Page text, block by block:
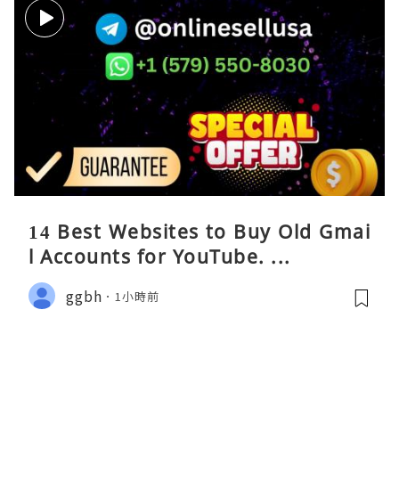
14 Best Websites to Buy Old Gmai
l Accounts for YouTube. ...
ggbh 1小時前